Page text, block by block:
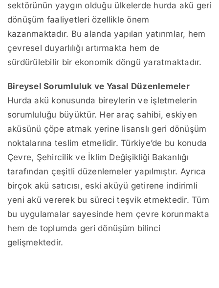
sektörünün yaygın olduğu ülkelerde hurda akü geri
dönüşüm faaliyetleri özellikle önem
kazanmaktadır. Bu alanda yapılan yatırımlar, hem
çevresel duyarlılığı artırmakta hem de
sürdürülebilir bir ekonomik döngü yaratmaktadır.
Bireysel Sorumluluk ve Yasal Düzenlemeler
Hurda akü konusunda bireylerin ve işletmelerin
sorumluluğu büyüktür. Her araç sahibi, eskiyen
aküsünü çöpe atmak yerine lisanslı geri dönüşüm
noktalarına teslim etmelidir. Türkiye’de bu konuda
Çevre, Şehircilik ve İklim Değişikliği Bakanlığı
tarafından çeşitli düzenlemeler yapılmıştır. Ayrıca
birçok akü satıcısı, eski aküyü getirene indirimli
yeni akü vererek bu süreci teşvik etmektedir. Tüm
bu uygulamalar sayesinde hem çevre korunmakta
hem de toplumda geri dönüşüm bilinci
gelişmektedir.